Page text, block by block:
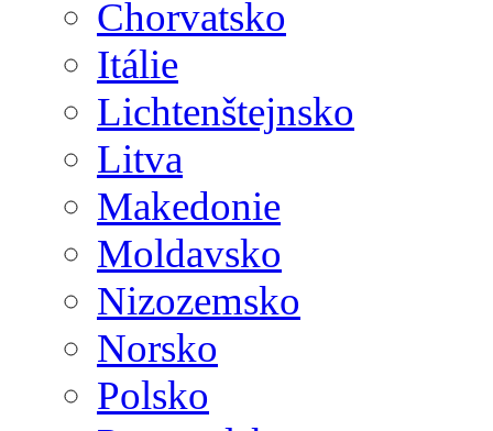
Chorvatsko
Itálie
Lichtenštejnsko
Litva
Makedonie
Moldavsko
Nizozemsko
Norsko
Polsko